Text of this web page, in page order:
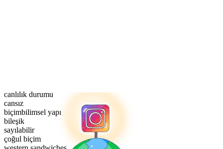
canlılık durumu
cansız
biçimbilimsel yapı
bileşik
sayılabilir
çoğul biçim